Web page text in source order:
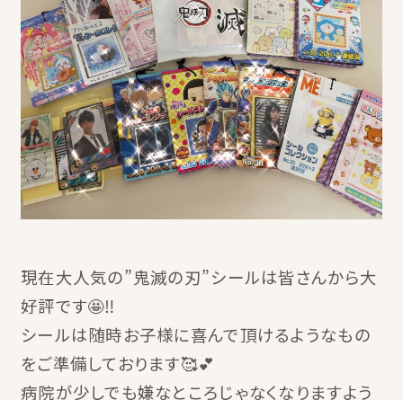
現在大人気の”鬼滅の刃”シールは皆さんから大
好評です🤩‼️
シールは随時お子様に喜んで頂けるようなもの
をご準備しております🥰💕
病院が少しでも嫌なところじゃなくなりますよう